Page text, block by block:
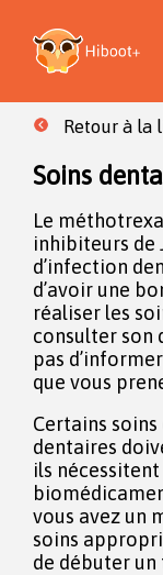
Retour à la
Soins
Le
inhibiteurs de
d’infection
d’avoir une
réaliser les
consulter son
pas
que vous
Certains
dentaires
ils
vous avez un
soins
de débuter